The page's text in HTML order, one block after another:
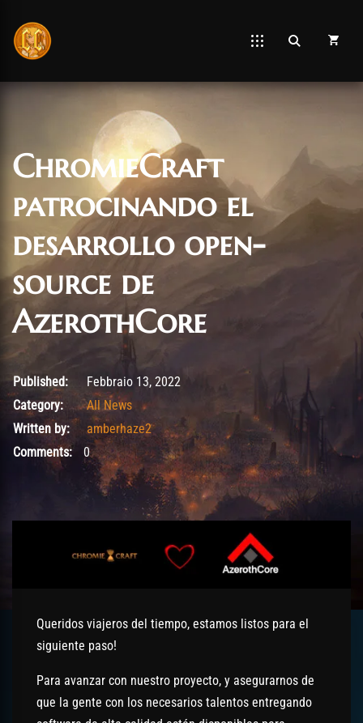
ChromieCraft
patrocinando el
desarrollo open-
source de
AzerothCore
Febbraio 13, 2022
Published:
Febbraio 13, 2022
Category:
All News
Written by:
amberhaze2
Comments:
0
Queridos viajeros del tiempo, estamos listos para el
siguiente paso!
Para avanzar con nuestro proyecto, y asegurarnos de
que la gente con los necesarios talentos entregando